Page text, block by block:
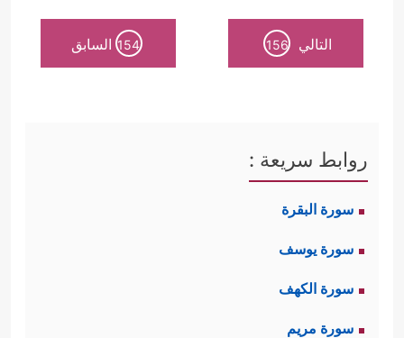
التالي 156
154 السابق
روابط سريعة :
سورة البقرة
سورة يوسف
سورة الكهف
سورة مريم